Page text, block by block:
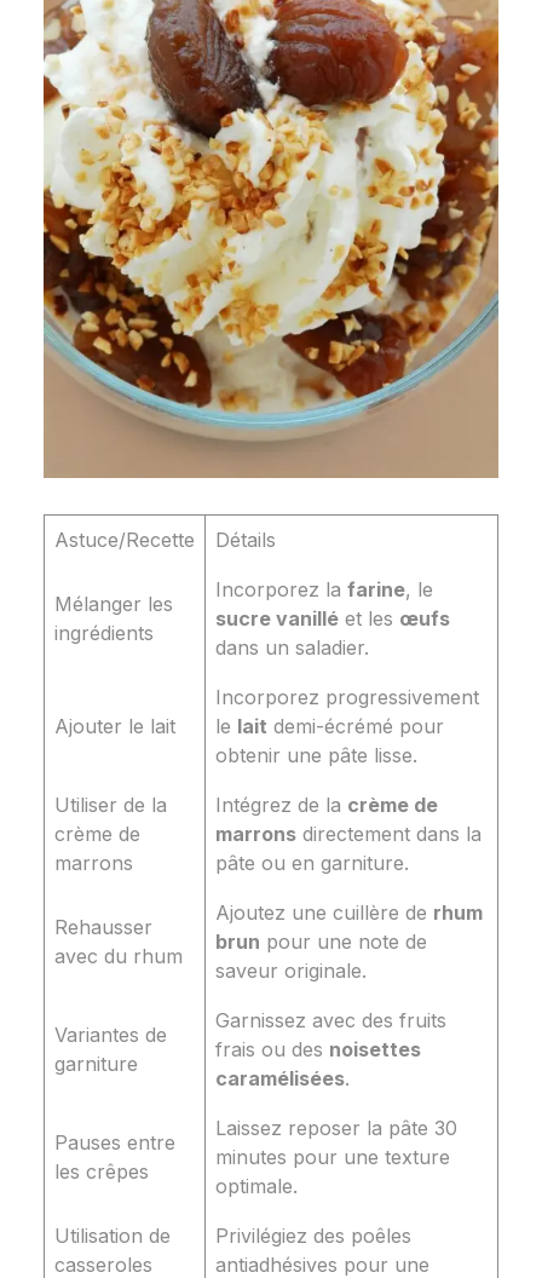
Astuce/Recette Détails
Mélanger les
ingrédients
Incorporez la farine, le
sucre vanilléet les œufs
dans un saladier.
Ajouter le lait
Incorporez progressivement
le lait demi-écrémé pour
obtenir une pâte lisse.
Utiliser de la
crème de
marrons
Intégrez de la crème de
marronsdirectement dans la
pâte ou en garniture.
Rehausser
avec du rhum
Ajoutez une cuillère de rhum
brun pour une note de
saveur originale.
Variantes de
garniture
Garnissez avec des fruits
frais ou des noisettes
caramélisées.
Pauses entre
les crêpes
Laissez reposer la pâte 30
minutes pour une texture
optimale.
Utilisation de
casseroles
Privilégiez des poêles
antiadhésives pour une